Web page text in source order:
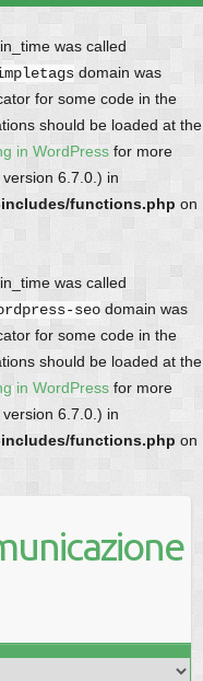
was called
domain was
for some code in the
should be loaded at the
in WordPress for more
6.7.0.) in
functions.php on
was called
seo domain was
for some code in the
should be loaded at the
in WordPress for more
6.7.0.) in
functions.php on